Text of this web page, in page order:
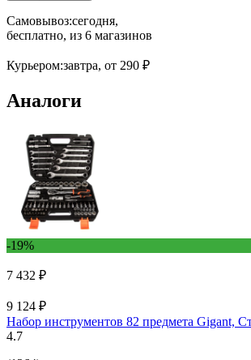
Самовывоз:сегодня,
бесплатно, из 6 магазинов
Курьером:завтра, от 290 ₽
Аналоги
-19%
7 432 ₽
9 124 ₽
Набор инструментов 82 предмета Gigant,
4.7